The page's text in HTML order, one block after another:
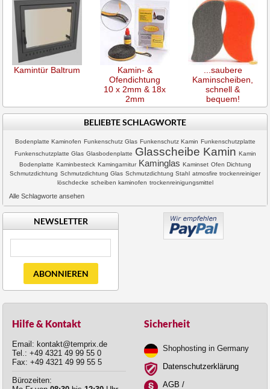
Kamintür Baltrum
Kamin- &
Ofendichtung
10 x 2mm & 18x
2mm
...saubere
Kaminscheiben,
schnell &
bequem!
BELIEBTE SCHLAGWORTE
Bodenplatte Kaminofen Funkenschutz Glas Funkenschutz Kamin Funkenschutzplatte
Funkenschutzplatte Glas Glasbodenplatte Glasscheibe Kamin Kamin
Bodenplatte Kaminbesteck Kamingarnitur Kaminglas Kaminset Ofen Dichtung
Schmutzdichtung Schmutzdichtung Glas Schmutzdichtung Stahl atmosfire trockenreiniger
löschdecke scheiben kaminofen trockenreinigungsmittel
Alle Schlagworte ansehen
NEWSLETTER
ABONNIEREN
Hilfe & Kontakt
Email: kontakt@temprix.de
Tel.: +49 4321 49 99 55 0
Fax: +49 4321 49 99 55 5
Bürozeiten:
Sicherheit
Shophosting in Germany
Datenschutzerklärung
AGB /